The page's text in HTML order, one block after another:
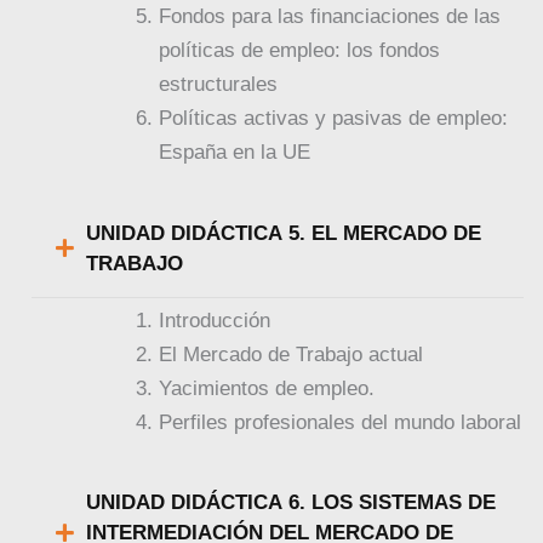
Fondos para las financiaciones de las
políticas de empleo: los fondos
estructurales
Políticas activas y pasivas de empleo:
España en la UE
UNIDAD DIDÁCTICA 5. EL MERCADO DE
TRABAJO
Introducción
El Mercado de Trabajo actual
Yacimientos de empleo.
Perfiles profesionales del mundo laboral
UNIDAD DIDÁCTICA 6. LOS SISTEMAS DE
INTERMEDIACIÓN DEL MERCADO DE